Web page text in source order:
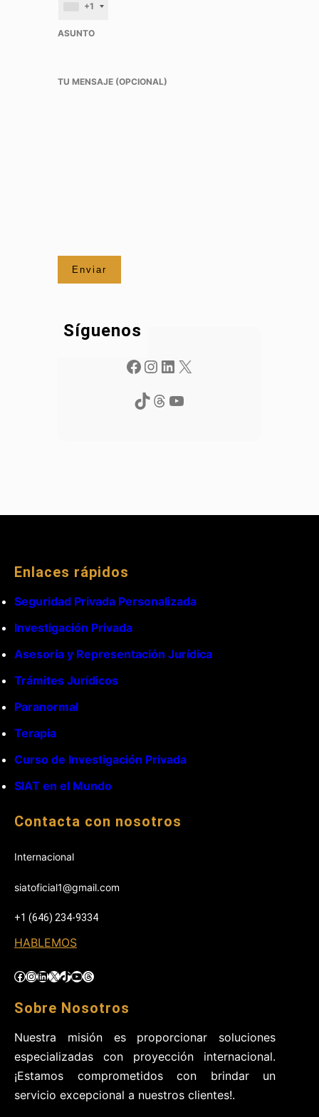
+1
ASUNTO
TU MENSAJE (OPCIONAL)
Síguenos
Facebook Instagram LinkedIn X
TikTok Threads YouTube
Enlaces rápidos
Seguridad Privada Personalizada
Investigación Privada
Asesoría y Representación Jurídica
Trámites Jurídicos
Paranormal
Terapia
Curso de Investigación Privada
SIAT en el Mundo
Contacta con nosotros
Internacional
siatoficial1@gmail.com
+1 (646) 234-9334
HABLEMOS
Facebook InstagramLinkedIn X TikTok YouTube Threads
Sobre Nosotros
Nuestra misión es proporcionar soluciones
especializadas con proyección internacional.
¡Estamos comprometidos con brindar un
servicio excepcional a nuestros clientes!.